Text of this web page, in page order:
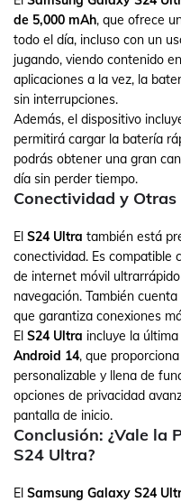
de 5,000 mAh, que ofrece
todo el día, incluso con un
jugando, viendo contenido
aplicaciones a la vez, la
sin interrupciones.
Además, el dispositivo
permitirá cargar la batería
podrás obtener una gran
día sin perder tiempo.
Conectividad y
El S24 Ultra también está
conectividad. Es compatible
de internet móvil
navegación. También cuenta
que garantiza conexiones
El S24 Ultra incluye la
Android 14, que
personalizable y llena de
opciones de privacidad
pantalla de inicio.
Conclusión: ¿Vale la
S24 Ultra?
El Samsung Galaxy S24